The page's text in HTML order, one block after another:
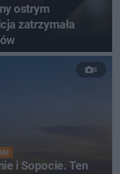
ostrym
zatrzymała
6
i Sopocie. Ten